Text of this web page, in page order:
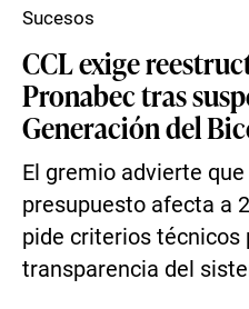
CCL exige
Pronabec tras
Generación del
El gremio advierte
presupuesto afecta a
pide criterios técnicos
transparencia del
Sucesos